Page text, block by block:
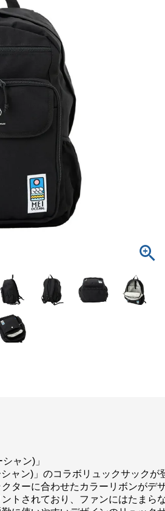
ャン)」
ャン)」のコラボリュックサックが
ターに合わせたカラーリボンがデ
トされており、ファンにはたまら